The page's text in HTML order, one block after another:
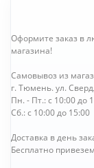
Оформите заказ в
магазина!
Самовывоз из
г. Тюмень. ул.
Пн. - Пт.: с 10:00 до
Сб.: с 10:00 до 15:00
Доставка в день
Бесплатно